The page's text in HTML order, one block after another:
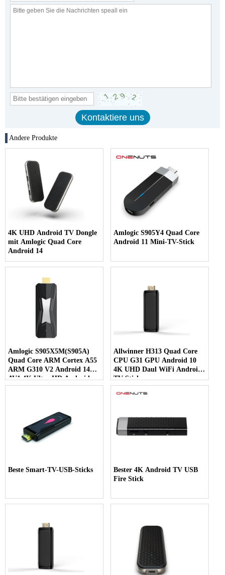
Andere Produkte
4K UHD Android TV Dongle
mit Amlogic Quad Core
Android 14
Amlogic S905Y4 Quad Core
Android 11 Mini-TV-Stick
Amlogic S905X5M(S905A)
Quad Core ARM Cortex A55
ARM G310 V2 Android 14
AV1 4K Ultra HD Android
TV Stick
Allwinner H313 Quad Core
CPU G31 GPU Android 10
4K UHD Daul WiFi Android
TV Stick
Beste Smart-TV-USB-Sticks
Bester 4K Android TV USB
Fire Stick